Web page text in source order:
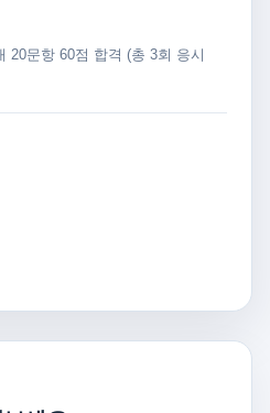
20문항 60점 합격 (총 3회 응시